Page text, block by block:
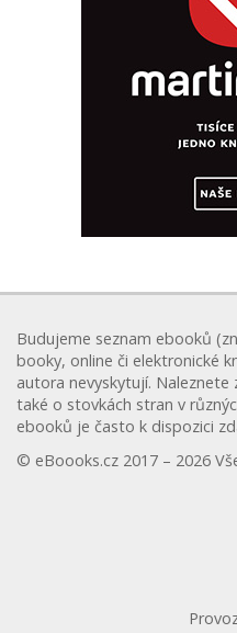
Budujeme seznam ebooků
booky, online či elektronické
autora nevyskytují.
také o stovkách stran v
ebooků je často k dispozici
© eBoooks.cz 2017 – 2026